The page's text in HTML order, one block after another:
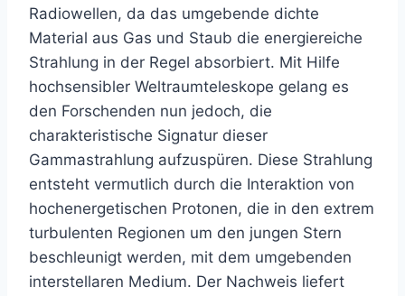
Radiowellen, da das umgebende dichte
Material aus Gas und Staub die energiereiche
Strahlung in der Regel absorbiert. Mit Hilfe
hochsensibler Weltraumteleskope gelang es
den Forschenden nun jedoch, die
charakteristische Signatur dieser
Gammastrahlung aufzuspüren. Diese Strahlung
entsteht vermutlich durch die Interaktion von
hochenergetischen Protonen, die in den extrem
turbulenten Regionen um den jungen Stern
beschleunigt werden, mit dem umgebenden
interstellaren Medium. Der Nachweis liefert